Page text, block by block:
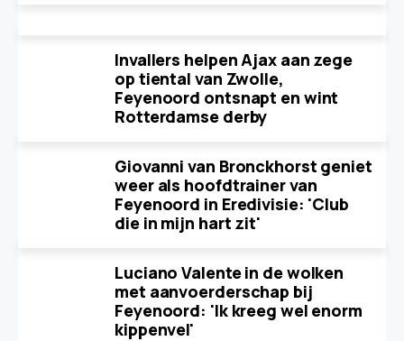
Invallers helpen Ajax aan zege
op tiental van Zwolle,
Feyenoord ontsnapt en wint
Rotterdamse derby
Giovanni van Bronckhorst geniet
weer als hoofdtrainer van
Feyenoord in Eredivisie: 'Club
die in mijn hart zit'
Luciano Valente in de wolken
met aanvoerderschap bij
Feyenoord: 'Ik kreeg wel enorm
kippenvel'